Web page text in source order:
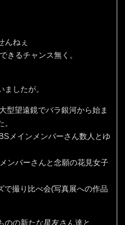
んねぇ
きるチャンス無く。
ましたが。
型望遠鏡でバラ銀河から始ま
メインメンバーさん数人とゆ
ンバーさんと念願の花見女子
撮り比べ会(写真展への作品
のの新たな星友さん達と